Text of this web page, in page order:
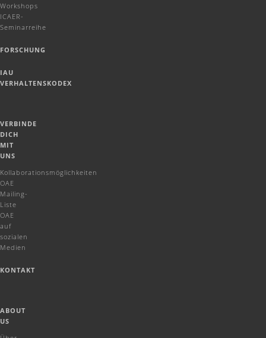
Workshops
ICAER-
Seminarreihe
FORSCHUNG
IAU
VERHALTENSKODEX
VERBINDE
DICH
MIT
UNS
Kollaborationsmöglichkeiten
OAE
Mailing-
Liste
OAE
auf
sozialen
Medien
KONTAKT
ABOUT
US